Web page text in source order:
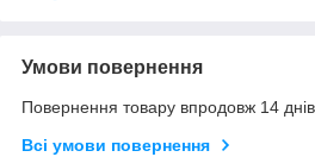
Умови повернення
Повернення товару впродовж 14
Всі умови повернення